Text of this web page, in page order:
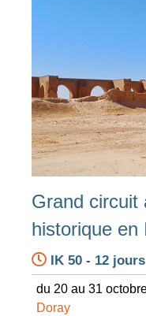
Grand circuit
historique en
IK 50 - 12 jours
du 20 au 31
Doray